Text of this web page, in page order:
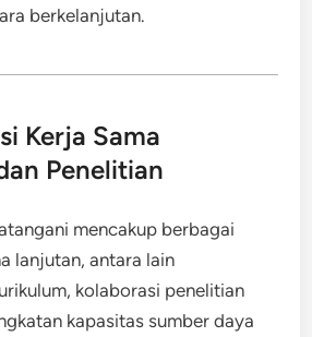
berkelanjutan.
Kerja Sama
Penelitian
mencakup berbagai
lanjutan, antara lain
kolaborasi penelitian
kapasitas sumber daya